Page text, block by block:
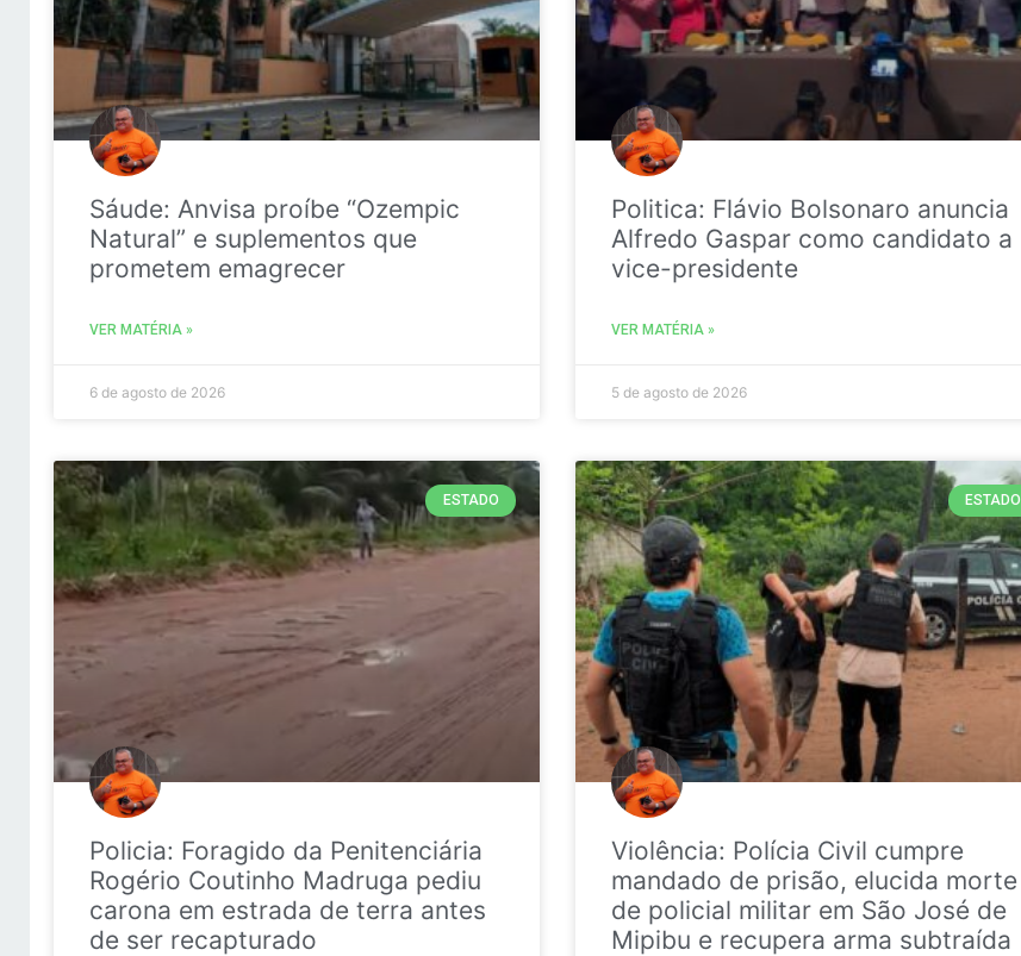
Sáude: Anvisa proíbe “Ozempic
Natural” e suplementos que
prometem emagrecer
VER MATÉRIA »
6 de agosto de 2026
Politica: Flávio Bolsonaro anuncia
Alfredo Gaspar como candidato a
vice-presidente
VER MATÉRIA »
5 de agosto de 2026
ESTADO
Policia: Foragido da Penitenciária
Rogério Coutinho Madruga pediu
carona em estrada de terra antes
de ser recapturado
ESTADO
Violência: Polícia Civil cumpre
mandado de prisão, elucida morte
de policial militar em São José de
Mipibu e recupera arma subtraída